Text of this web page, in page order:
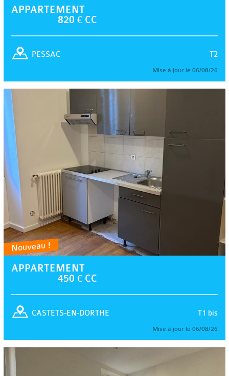
APPARTEMENT
820 € CC
T2
PESSAC
Mise à jour le 06/08/26
Nouveau !
APPARTEMENT
450 € CC
T1 bis
CASTETS-EN-DORTHE
Mise à jour le 06/08/26